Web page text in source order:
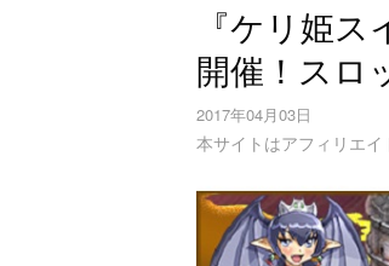
『ケリ姫
開催！スロ
2017年04月03日
本サイトはアフィリエイ